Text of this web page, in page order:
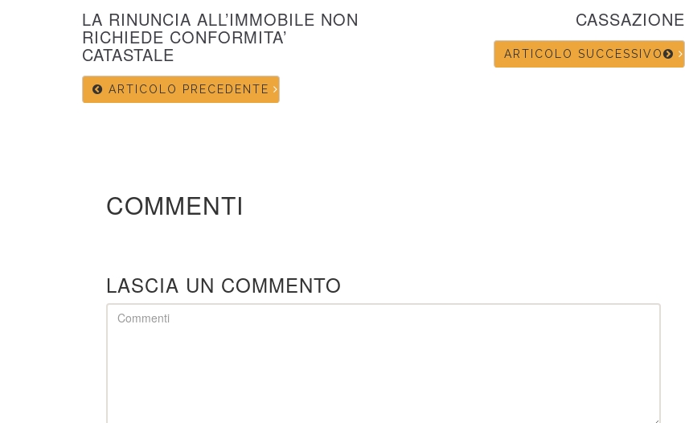
LA RINUNCIA ALL’IMMOBILE NON
RICHIEDE CONFORMITA’
CATASTALE
ARTICOLO PRECEDENTE
CASSAZIONE
ARTICOLO SUCCESSIVO
COMMENTI
LASCIA UN COMMENTO
Comment